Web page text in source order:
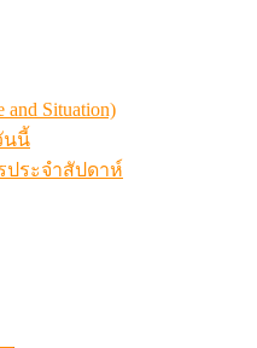
Situation)
นนี้
ประจำสัปดาห์